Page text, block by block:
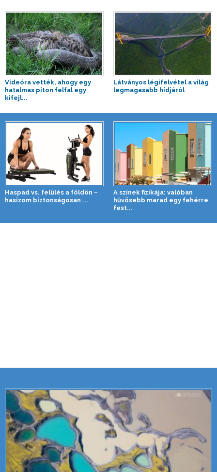
Videóra vették, ahogy egy
hatalmas piton felfal egy
kifejl...
Látványos légifelvétel a világ
legmagasabb hídjáról
Haspad vs. felülés a földön –
hasizom biztonságosan ...
A színek fizikája: valóban
hűvösebb marad egy fehérre
fest...